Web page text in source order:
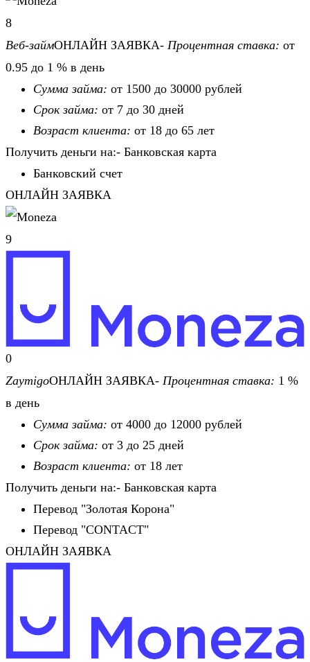
8
Веб-займОНЛАЙН ЗАЯВКА- Процентная ставка: от
0.95 до 1 % в день
Сумма займа: от 1500 до 30000 рублей
Срок займа: от 7 до 30 дней
Возраст клиента: от 18 до 65 лет
Получить деньги на:- Банковская карта
Банковский счет
ОНЛАЙН ЗАЯВКА
9
0
ZaymigoОНЛАЙН ЗАЯВКА- Процентная ставка: 1 %
в день
Сумма займа: от 4000 до 12000 рублей
Срок займа: от 3 до 25 дней
Возраст клиента: от 18 лет
Получить деньги на:- Банковская карта
Перевод "Золотая Корона"
Перевод "CONTACT"
ОНЛАЙН ЗАЯВКА